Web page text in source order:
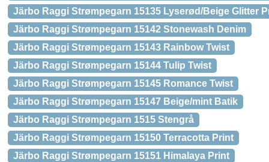
Järbo Raggi Strømpegarn 15135 Lyserød/Beige Glitter
Järbo Raggi Strømpegarn 15142 Stonewash Denim
Järbo Raggi Strømpegarn 15143 Rainbow Twist
Järbo Raggi Strømpegarn 15144 Tulip Twist
Järbo Raggi Strømpegarn 15145 Romance Twist
Järbo Raggi Strømpegarn 15147 Beige/mint Batik
Järbo Raggi Strømpegarn 1515 Stengrå
Järbo Raggi Strømpegarn 15150 Terracotta Print
Järbo Raggi Strømpegarn 15151 Himalaya Print